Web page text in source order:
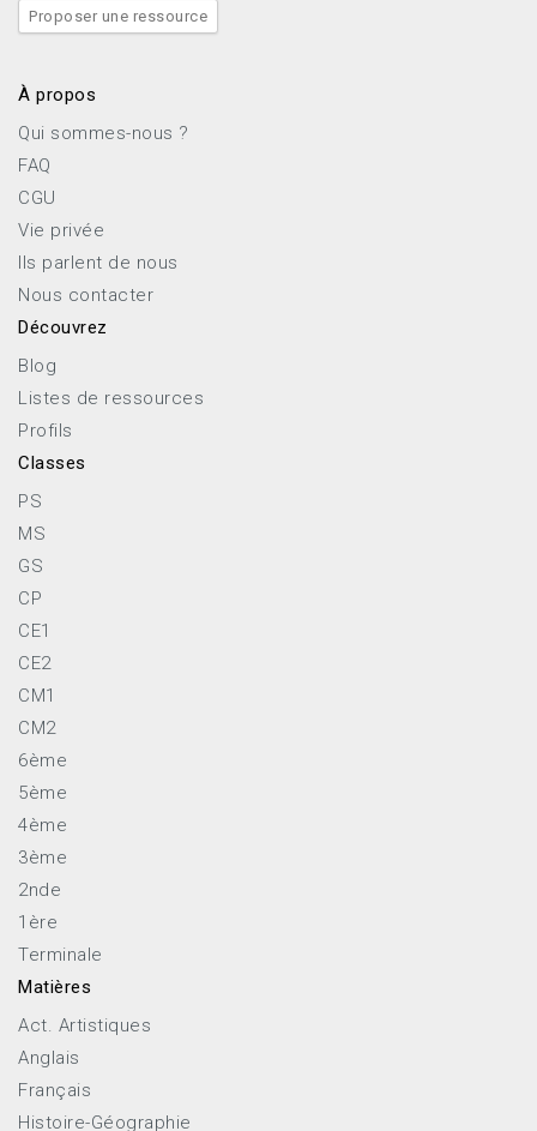
Proposer une ressource
À propos
Qui sommes-nous ?
FAQ
CGU
Vie privée
Ils parlent de nous
Nous contacter
Découvrez
Blog
Listes de ressources
Profils
Classes
PS
MS
GS
CP
CE1
CE2
CM1
CM2
6ème
5ème
4ème
3ème
2nde
1ère
Terminale
Matières
Act. Artistiques
Anglais
Français
Histoire-Géographie